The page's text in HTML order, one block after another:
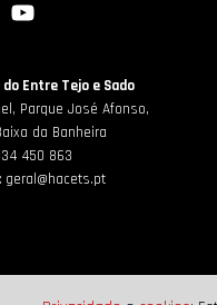
Entre Tejo e Sado
Parque José Afonso,
da Banheira
450 863
geral@hacets.pt